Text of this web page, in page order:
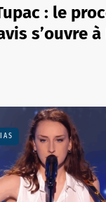
: le
s’ouvre à